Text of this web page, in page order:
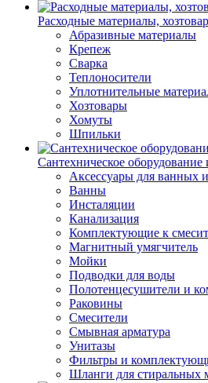
Расходные материалы,
Абразивные материалы
Крепеж
Сварка
Теплоносители
Уплотнительные
Хозтовары
Хомуты
Шпильки
Сантехническое
Аксессуары для ванных
Ванны
Инсталяции
Канализация
Комплектующие к
Магнитный умягчитель
Мойки
Подводки для воды
Полотенцесушители и
Раковины
Смесители
Смывная арматура
Унитазы
Фильтры и
Шланги для стиральных